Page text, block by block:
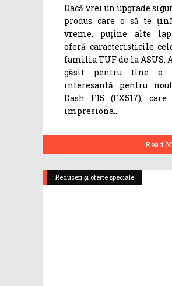
Dacă vrei un upgrade
produs care o să te
vreme, puține alte
oferă caracteristicile
familia TUF de la ASUS.
găsit pentru tine o
interesantă pentru
Dash F15 (FX517),
impresiona
Read
Reduceri și oferte speciale